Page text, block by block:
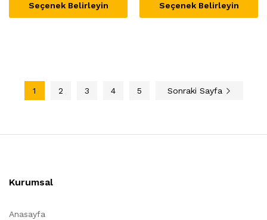
Seçenek Belirleyin Seçenek Belirleyin
1 2 3 4 5 Sonraki Sayfa
Kurumsal
Anasayfa